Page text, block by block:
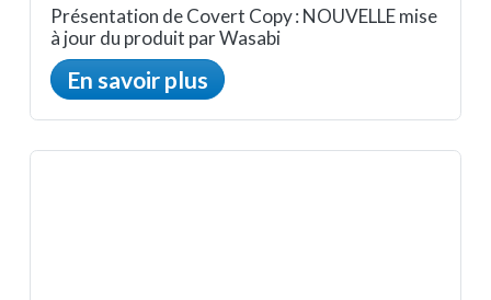
Présentation de Covert Copy : NOUVELLE mise
à jour du produit par Wasabi
En savoir plus